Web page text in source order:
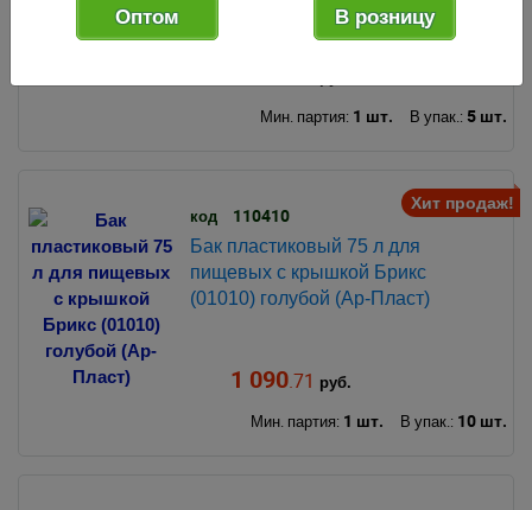
Мин. партия: 1 шт. В упак.: 5 шт.
Хит продаж!
код 110410
Бак пластиковый 75 л для
пищевых с крышкой Брикс
(01010) голубой (Ар-Пласт)
1 090.71 руб.
Мин. партия: 1 шт. В упак.: 10 шт.
Оптом В розницу